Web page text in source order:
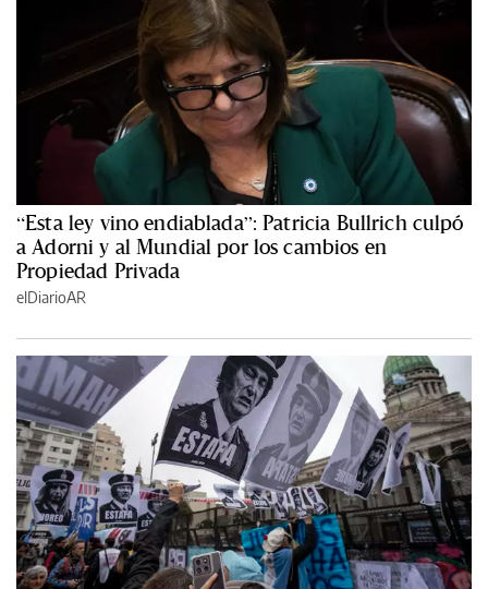
“Esta ley vino endiablada”: Patricia Bullrich culpó
a Adorni y al Mundial por los cambios en
Propiedad Privada
elDiarioAR